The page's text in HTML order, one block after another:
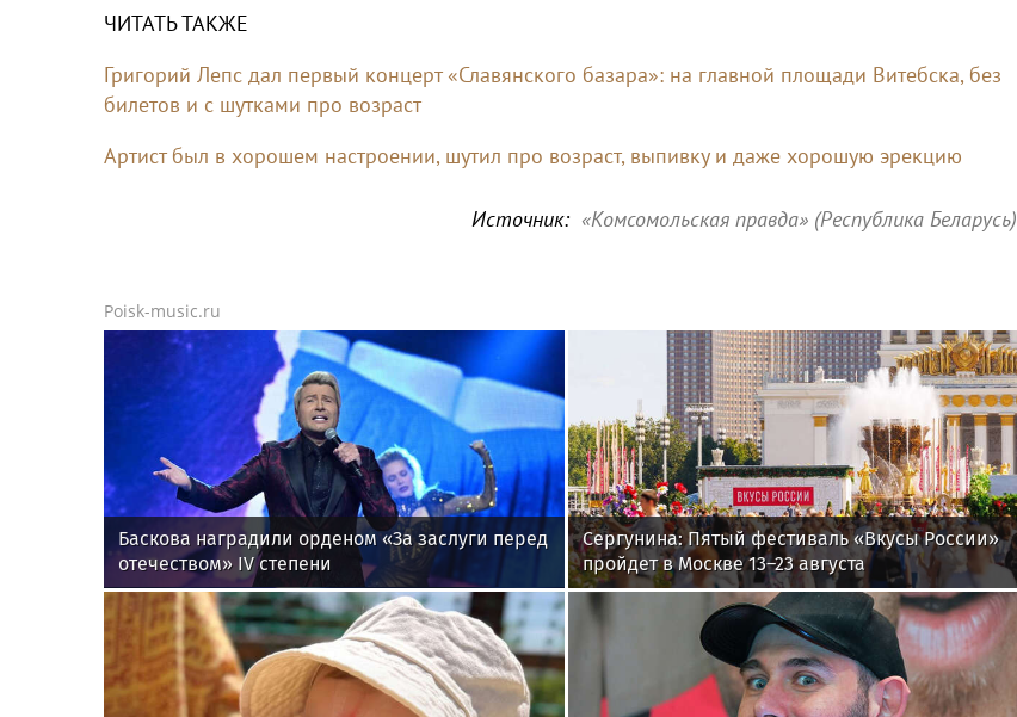
ЧИТАТЬ ТАКЖЕ
Григорий Лепс дал первый концерт «Славянского базара»: на главной площади Витебска, без
билетов и с шутками про возраст
Артист был в хорошем настроении, шутил про возраст, выпивку и даже хорошую эрекцию
Источник: «Комсомольская правда» (Республика Беларусь)
Poisk-music.ru
Баскова наградили орденом «За заслуги перед
отечеством» IV степени
Сергунина: Пятый фестиваль «Вкусы России»
пройдет в Москве 13–23 августа